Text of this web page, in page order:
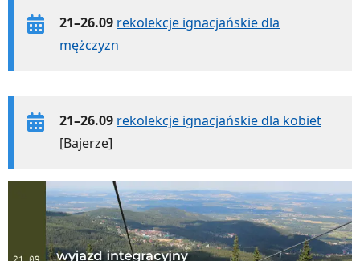
21–26.09 rekolekcje ignacjańskie dla
mężczyzn
21–26.09 rekolekcje ignacjańskie dla kobiet
[Bajerze]